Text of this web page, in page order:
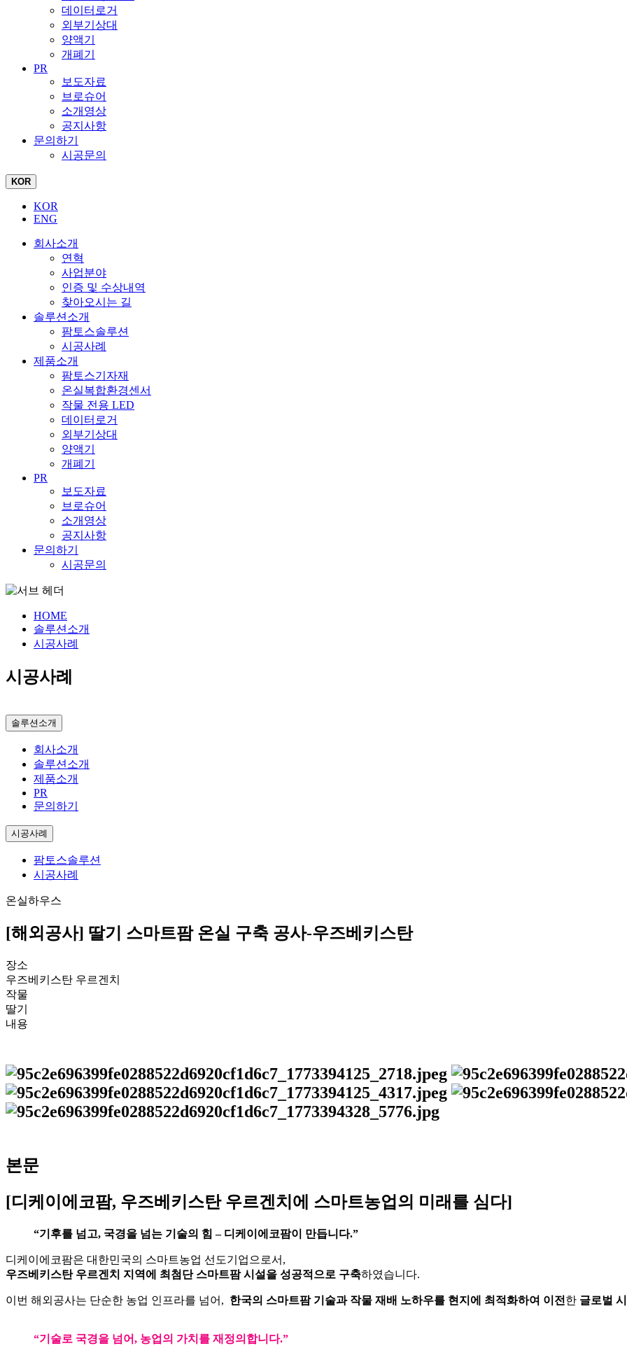
데이터로거
외부기상대
양액기
개폐기
PR
보도자료
브로슈어
소개영상
공지사항
문의하기
시공문의
KOR
KOR
ENG
회사소개
연혁
사업분야
인증 및 수상내역
찾아오시는 길
솔루션소개
팜토스솔루션
시공사례
제품소개
팜토스기자재
온실복합환경센서
작물 전용 LED
데이터로거
외부기상대
양액기
개폐기
PR
보도자료
브로슈어
소개영상
공지사항
문의하기
시공문의
HOME
솔루션소개
시공사례
시공사례
솔루션소개
회사소개
솔루션소개
제품소개
PR
문의하기
시공사례
팜토스솔루션
시공사례
온실하우스
[해외공사] 딸기 스마트팜 온실 구축 공사-우즈베키스탄
장소
우즈베키스탄 우르겐치
작물
딸기
내용
본문
[디케이에코팜, 우즈베키스탄 우르겐치에 스마트농업의 미래를 심다]
“기후를 넘고, 국경을 넘는 기술의 힘 – 디케이에코팜이 만듭니다.”
디케이에코팜은 대한민국의 스마트농업 선도기업으로서,
우즈베키스탄 우르겐치 지역에 최첨단 스마트팜 시설을 성공적으로 구축하였습니다.
이번 해외공사는 단순한 농업 인프라를 넘어, 한국의 스마트팜 기술과 작물 재배 노하우를 현지에 최적화하여 이전 한 글로벌
“기술로 국경을 넘어, 농업의 가치를 재정의합니다.”